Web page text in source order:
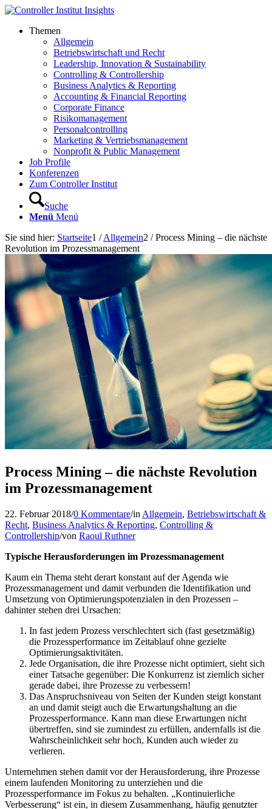
Themen
Allgemein
Betriebswirtschaft und Recht
Leadership, Innovation & Sustainability
Controlling & Controllership
Business Analytics & Reporting
Accounting & Financial Reporting
Corporate Finance
Risikomanagement
Personalcontrolling
Marketing & Vertriebsmanagement
Nonprofit & Public Management
Job Profile
Konferenzen
Zum Controller Institut
Suche
Menü Menü
Sie sind hier: Startseite1 / Allgemein2 / Process Mining – die nächste
Revolution im Prozessmanagement
Process Mining – die nächste Revolution
im Prozessmanagement
22. Februar 2018/0 Kommentare/in Allgemein, Betriebswirtschaft &
Recht, Business Analytics & Reporting, Controlling &
Controllership/von Raoul Ruthner
Typische Herausforderungen im Prozessmanagement
Kaum ein Thema steht derart konstant auf der Agenda wie
Prozessmanagement und damit verbunden die Identifikation und
Umsetzung von Optimierungspotenzialen in den Prozessen –
dahinter stehen drei Ursachen:
In fast jedem Prozess verschlechtert sich (fast gesetzmäßig)
die Prozessperformance im Zeitablauf ohne gezielte
Optimierungsaktivitäten.
Jede Organisation, die ihre Prozesse nicht optimiert, sieht sich
einer Tatsache gegenüber: Die Konkurrenz ist ziemlich sicher
gerade dabei, ihre Prozesse zu verbessern!
Das Anspruchsniveau von Seiten der Kunden steigt konstant
an und damit steigt auch die Erwartungshaltung an die
Prozessperformance. Kann man diese Erwartungen nicht
übertreffen, sind sie zumindest zu erfüllen, andernfalls ist die
Wahrscheinlichkeit sehr hoch, Kunden auch wieder zu
verlieren.
Unternehmen stehen damit vor der Herausforderung, ihre Prozesse
einem laufenden Monitoring zu unterziehen und die
Prozessperformance im Fokus zu behalten. „Kontinuierliche
Verbesserung“ ist ein, in diesem Zusammenhang, häufig genutzter